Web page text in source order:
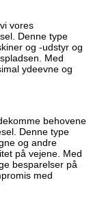
vores
Denne type
og -udstyr og
Med
ydeevne og
behovene
Denne type
og andre
på vejene. Med
besparelser på
med